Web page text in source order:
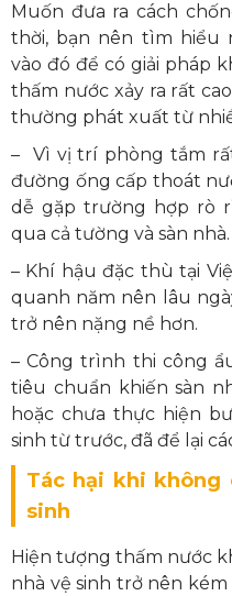
Muốn đưa ra cách
thời, bạn nên tìm hiểu
vào đó để có giải pháp
thấm nước xảy ra rất
thường phát xuất từ
– Vì vị trí phòng tắm
đường ống cấp thoát
dễ gặp trường hợp rò
qua cả tường và sàn nhà.
– Khí hậu đặc thù tại
quanh năm nên lâu
trở nên nặng nề hơn.
– Công trình thi công
tiêu chuẩn khiến sàn
hoặc chưa thực hiện
sinh từ trước, đã để lại
Tác hại khi không
sinh
Hiện tượng thấm nước
nhà vệ sinh trở nên